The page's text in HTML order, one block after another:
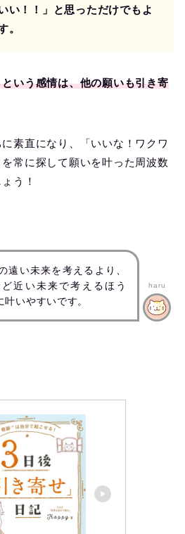
い！！」と思っただけでもよ
。
いう感情は、他の願いも引き寄
素直になり、「いいな！ワクワ
常に探して願いを叶った周波数
う！
遠い未来を考えるより、
近い未来で考えるほう
いやすいです。
haru